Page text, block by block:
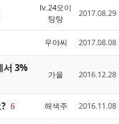
lv.24오이
탕탕
2017.08.29
우야씨 2017.08.08
서 3%
가을 2016.12.28
6 해색주 2016.11.08